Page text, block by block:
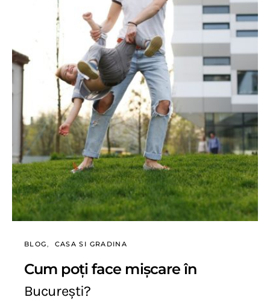
BLOG CASA SI GRADINA
Cum poți face mișcare în
București?